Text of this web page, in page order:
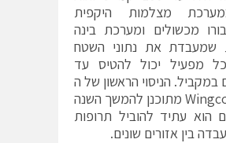
מצלמות היקפית
מכשולים ומערכת בינה
שמעבדת את נתוני השטח
מפעיל יכול להטיס עד
במקביל. הניסוי הראשון של ה
Wingcopter 198 מתוכנן להמשך השנה
הוא עתיד להוביל תרופות
בין אזורים שונים.